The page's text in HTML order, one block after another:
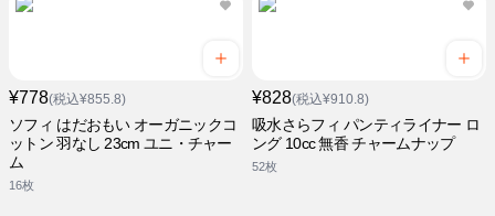
¥778(税込¥855.8)
ソフィ はだおもい オーガニックコ
ットン 羽なし 23cm ユニ・チャー
ム
16枚
¥828(税込¥910.8)
吸水さらフィ パンティライナー ロ
ング 10cc 無香 チャームナップ
52枚